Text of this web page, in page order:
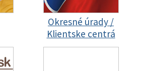
Okresné úrady /
Klientske centrá